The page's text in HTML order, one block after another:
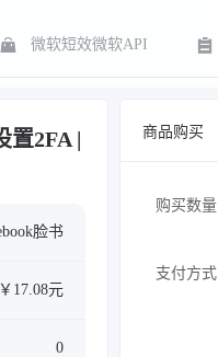
微软短效微软API
置2FA |
脸书
￥17.08元
0
商品购买
购买数量
支付方式